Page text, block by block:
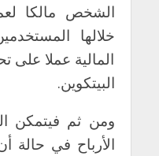
الشخص مالكا
خلالها
المالية عملا على
البيتكوين.
ومن ثم فيتمكن
الأرباح في حالة